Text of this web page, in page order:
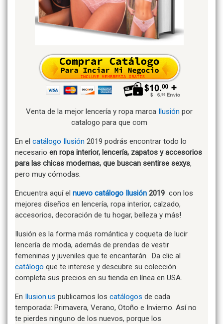
Venta de la mejor lencería y ropa marca Ilusión por
catalogo para que com
En el catálogo Ilusión 2019 podrás encontrar todo lo
necesario en ropa interior, lencería, zapatos y accesorios
para las chicas modernas, que buscan sentirse sexys,
pero muy cómodas.
Encuentra aquí el nuevo catálogo Ilusión 2019 con los
mejores diseños en lencería, ropa interior, calzado,
accesorios, decoración de tu hogar, belleza y más!
Ilusión es la forma más romántica y coqueta de lucir
lencería de moda, además de prendas de vestir
femeninas y juveniles que te encantarán. Da clic al
catálogo que te interese y descubre su colección
completa sus precios en su tienda en línea en USA.
En Ilusion.us publicamos los catálogos de cada
temporada: Primavera, Verano, Otoño e Invierno. Así no
te pierdes ninguno de los nuevos, porque los